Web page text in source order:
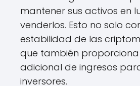
mantener sus activos en
venderlos. Esto no solo
estabilidad de las
que también proporciona
adicional de ingresos
inversores.